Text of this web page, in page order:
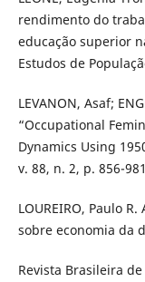
rendimento do
educação superior
Estudos de
LEVANON, Asaf;
“Occupational
Dynamics Using
v. 88, n. 2, p. 856-
LOUREIRO, Paulo
sobre economia da
Revista Brasileira